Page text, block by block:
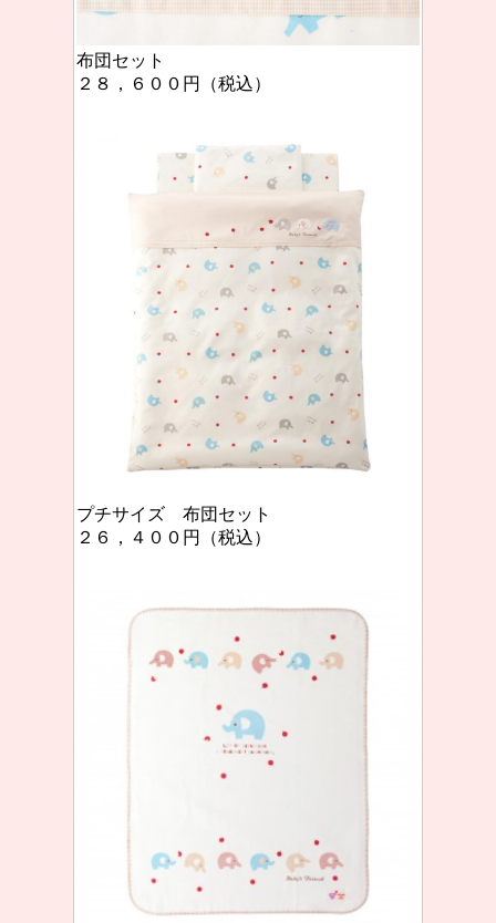
布団セット
２８，６００円（税込）
プチサイズ 布団セット
２６，４００円（税込）